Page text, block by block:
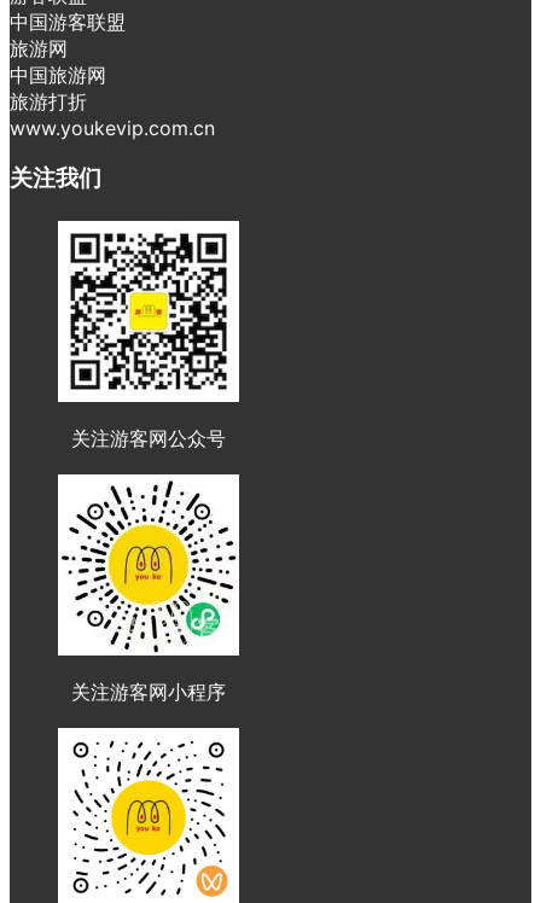
中国游客联盟
旅游网
中国旅游网
旅游打折
www.youkevip.com.cn
关注我们
关注游客网公众号
关注游客网小程序